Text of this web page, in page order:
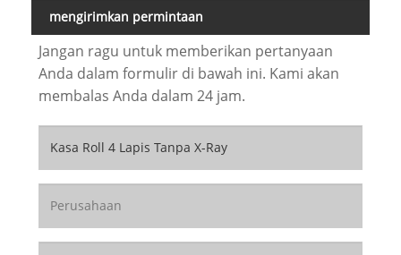
mengirimkan permintaan
Jangan ragu untuk memberikan pertanyaan
Anda dalam formulir di bawah ini. Kami akan
membalas Anda dalam 24 jam.